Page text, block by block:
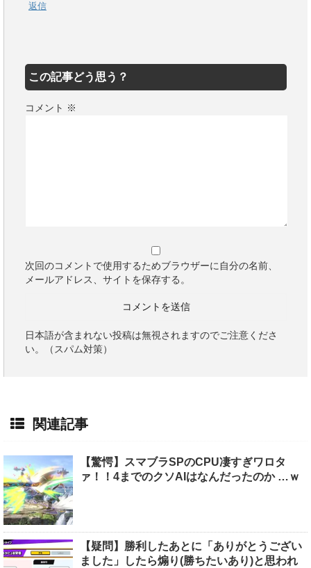
返信
この記事どう思う？
コメント ※
次回のコメントで使用するためブラウザーに自分の名前、
メールアドレス、サイトを保存する。
日本語が含まれない投稿は無視されますのでご注意くださ
い。（スパム対策）
関連記事
【驚愕】スマブラSPのCPU凄すぎワロタ
ァ！！4までのクソAIはなんだったのか …ｗ
【疑問】勝利したあとに「ありがとうござい
ました」したら煽り(勝ちたいあり)と思われ